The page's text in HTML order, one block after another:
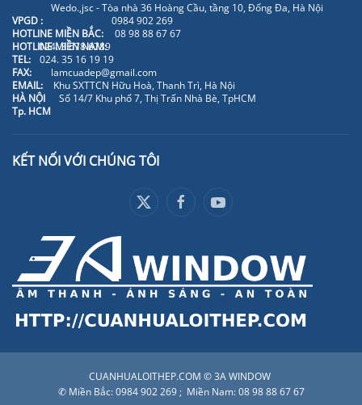
VPGD :
Wedo.,jsc - Tòa nhà 36 Hoàng Cầu, tầng 10, Đống Đa, Hà Nội
HOTLINE MIỀN BẮC:
0984 902 269
HOTLINE MIỀN NAM:
08 98 88 67 67
TEL:
024. 3 678 6789
FAX:
024. 35 16 19 19
EMAIL:
lamcuadep@gmail.com
HÀ NỘI
Khu SXTTCN Hữu Hoà, Thanh Trì, Hà Nội
Tp. HCM
Số 14/7 Khu phố 7, Thị Trấn Nhà Bè, TpHCM
KẾT NỐI VỚI CHÚNG TÔI
CUANHUALOITHEP.COM © 3A WINDOW
✆ Miền Bắc: 0984 902 269 ; Miền Nam: 08 98 88 67 67